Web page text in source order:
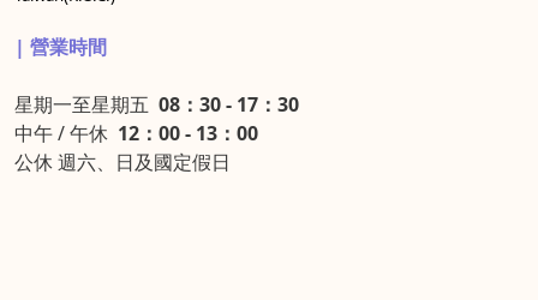
| 營業時間
星期一至星期五 08：30 - 17：30
中午 / 午休 12：00 - 13：00
公休 週六、日及國定假日